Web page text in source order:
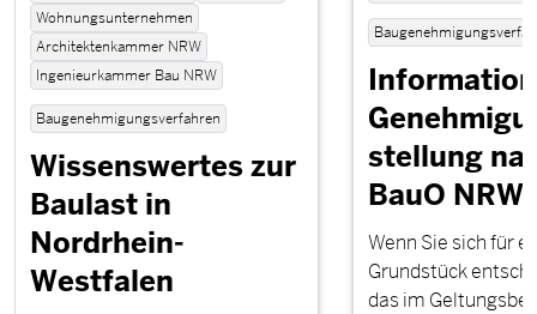
Wohnungsunternehmen
Architektenkammer NRW
Ingenieurkammer Bau NRW
Baugenehmigungsverfahren
Wissenswertes zur
Baulast in
Nordrhein-
Westfalen
stellung
BauO NRW
Wenn Sie sich für
Grundstück
das im